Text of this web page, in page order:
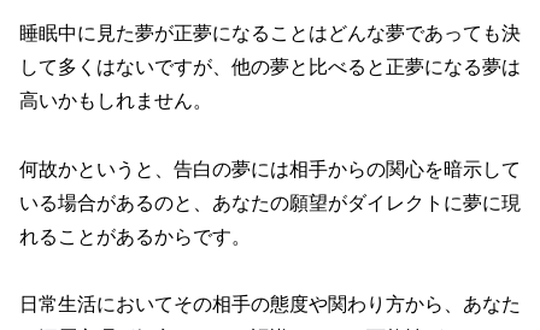
睡眠中に見た夢が正夢になることはどんな夢であっても決
して多くはないですが、他の夢と比べると正夢になる夢は
高いかもしれません。
何故かというと、告白の夢には相手からの関心を暗示して
いる場合があるのと、あなたの願望がダイレクトに夢に現
れることがあるからです。
日常生活においてその相手の態度や関わり方から、あなた